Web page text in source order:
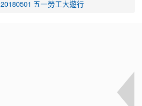
20180501 五一勞工大遊行